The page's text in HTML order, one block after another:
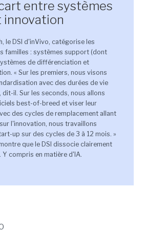
entre systèmes
le DSI d'inVivo, catégorise les
familles : systèmes support (dont
de différenciation et
« Sur les premiers, nous visons
avec des durées de vie
dit-il. Sur les seconds, nous allons
best-of-breed et viser leur
des cycles de remplacement allant
l'innovation, nous travaillons
up sur des cycles de 3 à 12 mois. »
que le DSI dissocie clairement
Y compris en matière d'IA.